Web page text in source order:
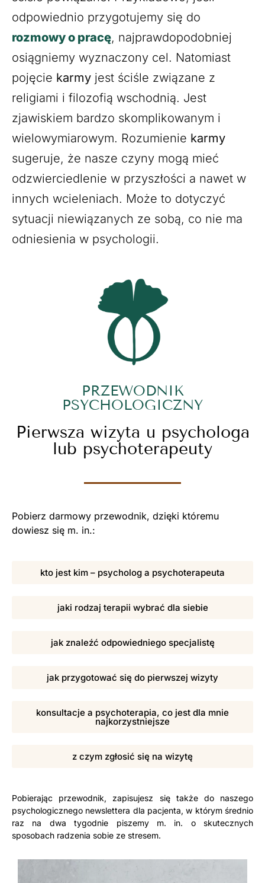
odpowiednio przygotujemy się do
rozmowy o pracę, najprawdopodobniej
osiągniemy wyznaczony cel. Natomiast
pojęcie karmy jest ściśle związane z
religiami i filozofią wschodnią. Jest
zjawiskiem bardzo skomplikowanym i
wielowymiarowym. Rozumienie karmy
sugeruje, że nasze czyny mogą mieć
odzwierciedlenie w przyszłości a nawet w
innych wcieleniach. Może to dotyczyć
sytuacji niewiązanych ze sobą, co nie ma
odniesienia w psychologii.
PRZEWODNIK
PSYCHOLOGICZNY
Pierwsza wizyta u psychologa
lub psychoterapeuty
Pobierz darmowy przewodnik, dzięki któremu
dowiesz się m. in.:
kto jest kim – psycholog a psychoterapeuta
jaki rodzaj terapii wybrać dla siebie
jak znaleźć odpowiedniego specjalistę
jak przygotować się do pierwszej wizyty
konsultacje a psychoterapia, co jest dla mnie
najkorzystniejsze
z czym zgłosić się na wizytę
Pobierając przewodnik, zapisujesz się także do naszego
psychologicznego newslettera dla pacjenta, w którym średnio
raz na dwa tygodnie piszemy m. in. o skutecznych
sposobach radzenia sobie ze stresem.